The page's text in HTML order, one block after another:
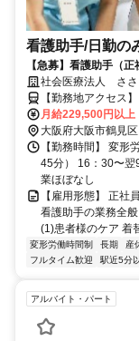
看護助手/日勤の
【急募】看護助手（正社員
度＊入社祝い金あり（
社会医療法人 ささ
【勤務地アクセス
線「深江橋駅」よ
JR「高井田中央駅
福鶴見駅」より自
「蒲生四丁目駅」
月給229,500円以上
大阪府大阪市鶴見区
【勤務時間】 変形
45分） 16：30〜
業ほぼなし
【雇用形態】 正社
看護助手の業務全
(1)患者様のケア 着
変形労働時間制 長期 産
フルタイム歓迎
駅近5分
アルバイト・パート